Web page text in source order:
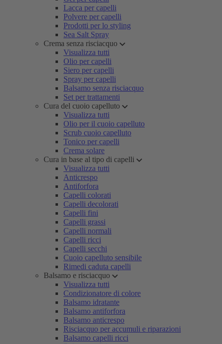
Lacca per capelli
Polvere per capelli
Prodotti per lo styling
Sea Salt Spray
Crema senza risciacquo
Visualizza tutti
Olio per capelli
Siero per capelli
Spray per capelli
Balsamo senza risciacquo
Set per trattamenti
Cura del cuoio capelluto
Visualizza tutti
Olio per il cuoio capelluto
Scrub cuoio capelluto
Tonico per capelli
Crema solare
Cura in base al tipo di capelli
Visualizza tutti
Anticrespo
Antiforfora
Capelli colorati
Capelli decolorati
Capelli fini
Capelli grassi
Capelli normali
Capelli ricci
Capelli secchi
Cuoio capelluto sensibile
Rimedi caduta capelli
Balsamo e risciacquo
Visualizza tutti
Condizionatore di colore
Balsamo idratante
Balsamo antiforfora
Balsamo anticrespo
Risciacquo per accumuli e riparazioni
Balsamo capelli ricci